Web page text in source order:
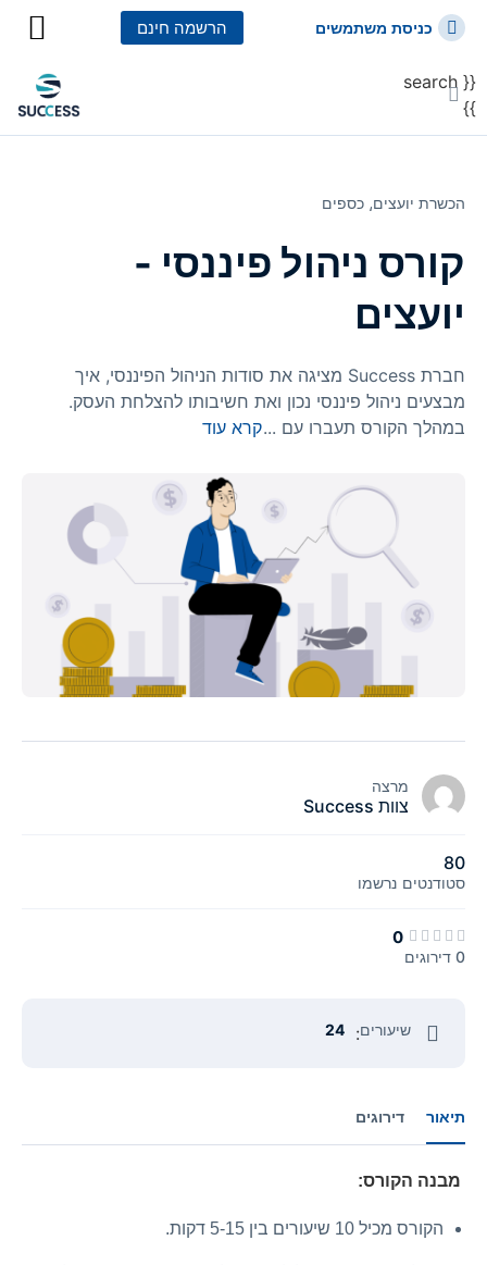
כניסת משתמשים הרשמה חינם
{{ search
}}
הכשרת יועצים⸲ כספים
קורס ניהול פיננסי -
יועצים
חברת Success מציגה את סודות הניהול הפיננסי, איך
מבצעים ניהול פיננסי נכון ואת חשיבותו להצלחת העסק.
במהלך הקורס תעברו עם ...קרא עוד
מרצה
צוות Success
80
סטודנטים נרשמו
0
0 דירוגים
שיעורים:
24
תיאור דירוגים
מבנה הקורס:
הקורס מכיל 10 שיעורים בין 5-15 דקות.